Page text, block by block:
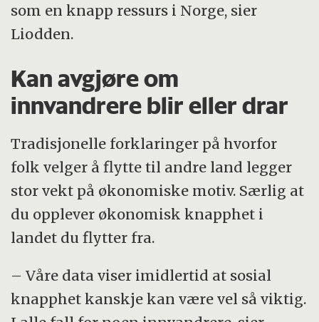
som en knapp ressurs i Norge, sier
Liodden.
Kan avgjøre om
innvandrere blir eller drar
Tradisjonelle forklaringer på hvorfor
folk velger å flytte til andre land legger
stor vekt på økonomiske motiv. Særlig at
du opplever økonomisk knapphet i
landet du flytter fra.
– Våre data viser imidlertid at sosial
knapphet kanskje kan være vel så viktig.